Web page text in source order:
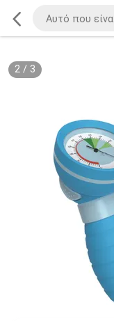
2/ 3